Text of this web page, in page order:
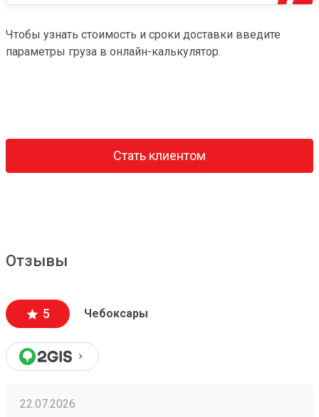
Чтобы узнать стоимость и сроки доставки введите
параметры груза в онлайн-калькулятор.
Стать клиентом
Отзывы
5 Чебоксары
22.07.2026